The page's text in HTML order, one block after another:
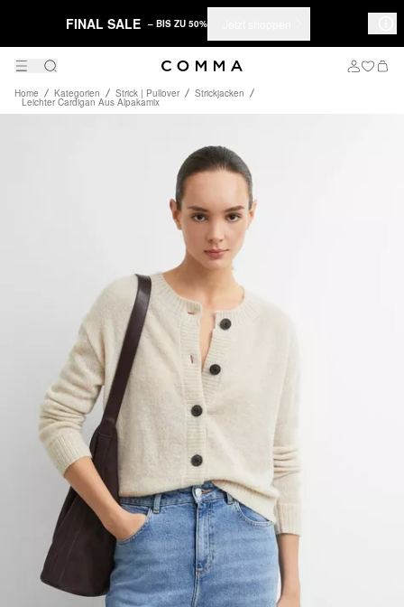
FINAL SALE – BIS ZU 50%
Home Kategorien Strick | Pullover Strickjacken
Leichter Cardigan Aus Alpakamix